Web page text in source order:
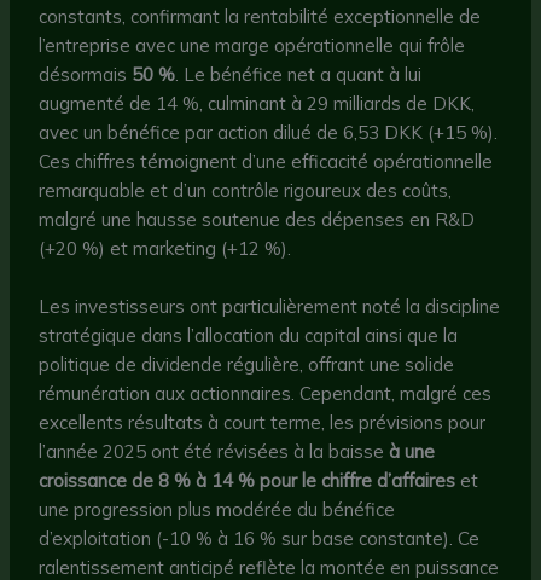
constants, confirmant la rentabilité exceptionnelle de
l’entreprise avec une marge opérationnelle qui frôle
désormais 50 %. Le bénéfice net a quant à lui
augmenté de 14 %, culminant à 29 milliards de DKK,
avec un bénéfice par action dilué de 6,53 DKK (+15 %).
Ces chiffres témoignent d’une efficacité opérationnelle
remarquable et d’un contrôle rigoureux des coûts,
malgré une hausse soutenue des dépenses en R&D
(+20 %) et marketing (+12 %).
Les investisseurs ont particulièrement noté la discipline
stratégique dans l’allocation du capital ainsi que la
politique de dividende régulière, offrant une solide
rémunération aux actionnaires. Cependant, malgré ces
excellents résultats à court terme, les prévisions pour
l’année 2025 ont été révisées à la baisse à une
croissance de 8 % à 14 % pour le chiffre d’affaires et
une progression plus modérée du bénéfice
d’exploitation (-10 % à 16 % sur base constante). Ce
ralentissement anticipé reflète la montée en puissance